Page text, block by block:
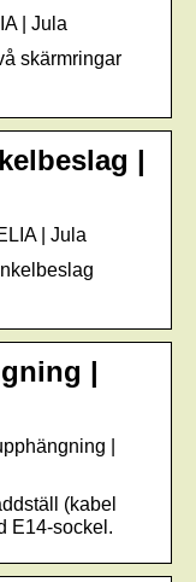
| Jula
skärmringar
|
| Jula
|
|
(kabel
E14-sockel.